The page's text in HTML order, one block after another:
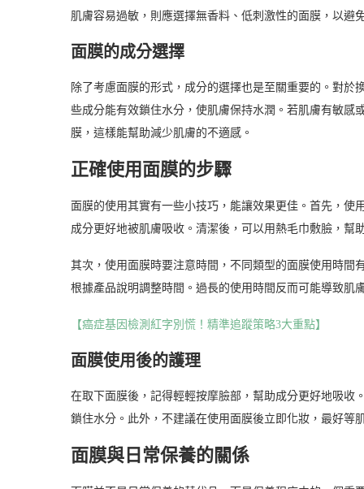
肌膚容易過敏，則應選擇無香料、低刺激性的面膜，以避
面膜的成分選擇
除了考慮面膜的形式，成分的選擇也是至關重要的。對
些成分能有效鎖住水分，使肌膚保持水潤。若肌膚有敏感
膜，這樣能幫助減少肌膚的不適感。
正確使用面膜的步驟
面膜的使用其實有一些小技巧，能讓效果更佳。首先，使
成分更好地被肌膚吸收。清潔後，可以用熱毛巾敷臉，幫
其次，使用面膜時要注意時間，不同類型的面膜使用時間
根據產品說明調整時間。過長的使用時間反而可能導致肌
【癌症基因檢測紅字別慌！精準追蹤策略3大重點】
面膜使用後的護理
在取下面膜後，記得輕輕按摩臉部，幫助成分更好地吸收
鎖住水分。此外，不建議在使用面膜後立即化妝，最好等
面膜與日常保養的關係